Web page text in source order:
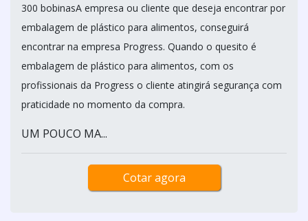
300 bobinasA empresa ou cliente que deseja encontrar por
embalagem de plástico para alimentos, conseguirá
encontrar na empresa Progress. Quando o quesito é
embalagem de plástico para alimentos, com os
profissionais da Progress o cliente atingirá segurança com
praticidade no momento da compra.
UM POUCO MA...
Cotar agora